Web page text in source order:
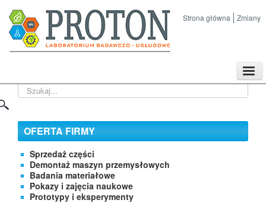
Strona główna Zmiany
Kontakt
Szukaj...
OFERTA FIRMY
Sprzedaż części
Demontaż maszyn przemysłowych
Badania materiałowe
Pokazy i zajęcia naukowe
Prototypy i eksperymenty